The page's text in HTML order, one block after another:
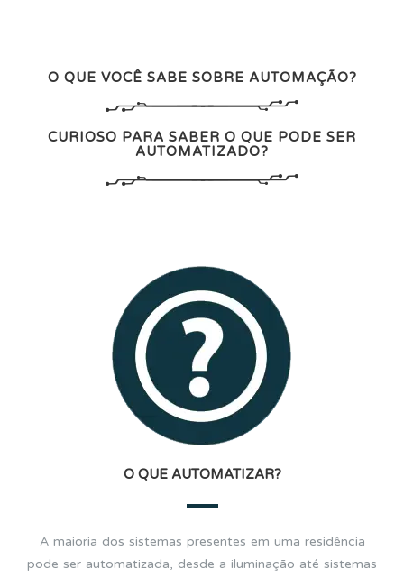
O QUE VOCÊ SABE SOBRE AUTOMAÇÃO?
CURIOSO PARA SABER O QUE PODE SER
AUTOMATIZADO?
O QUE AUTOMATIZAR?
A maioria dos sistemas presentes em uma residência
pode ser automatizada, desde a iluminação até sistemas